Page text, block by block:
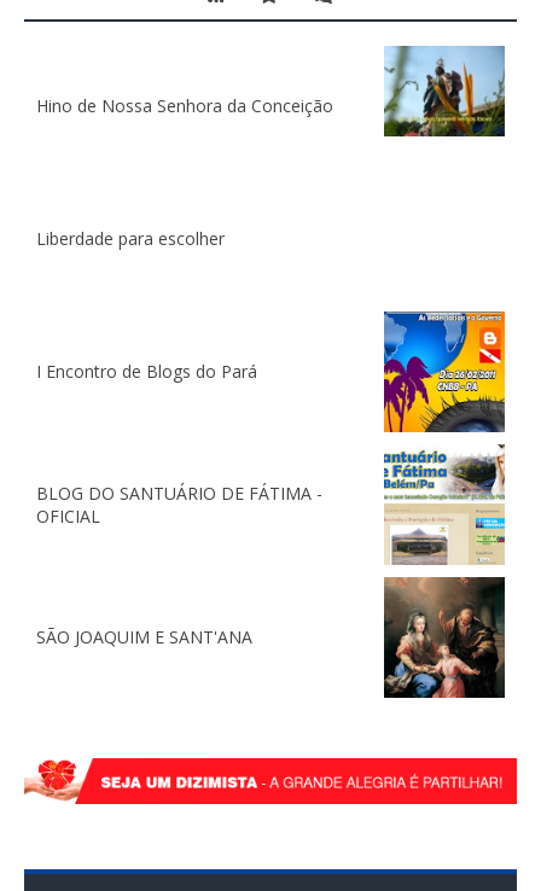
Hino de Nossa Senhora da Conceição
Liberdade para escolher
I Encontro de Blogs do Pará
BLOG DO SANTUÁRIO DE FÁTIMA -
OFICIAL
SÃO JOAQUIM E SANT'ANA